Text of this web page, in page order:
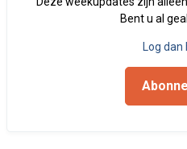
Bent u al
Log dan